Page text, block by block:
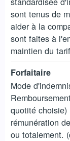
sont tenus de
aider à la
sont faites à
maintien du
Forfaitaire
Mode
quotité
rémunération
ou totalement.